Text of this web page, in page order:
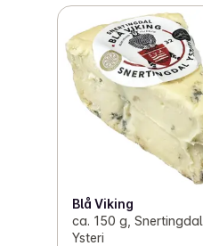
Blå Viking
ca. 150 g, Snertingdal
Ysteri